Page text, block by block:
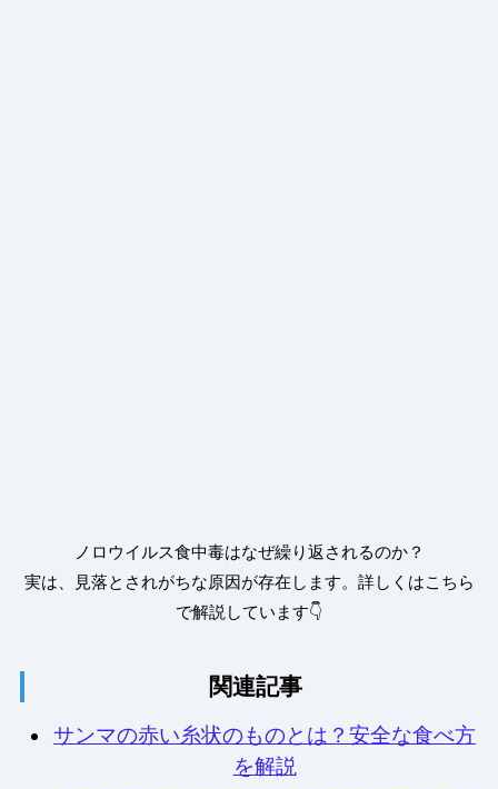
ノロウイルス食中毒はなぜ繰り返されるのか？
実は、見落とされがちな原因が存在します。詳しくはこちら
で解説しています👇
関連記事
サンマの赤い糸状のものとは？安全な食べ方
を解説